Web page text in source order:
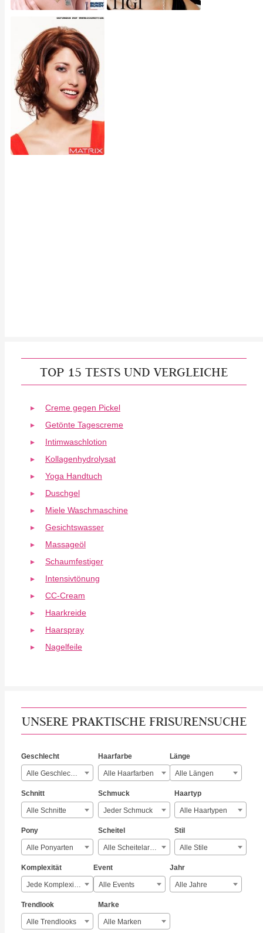
TOP 15 TESTS UND VERGLEICHE
Creme gegen Pickel
Getönte Tagescreme
Intimwaschlotion
Kollagenhydrolysat
Yoga Handtuch
Duschgel
Miele Waschmaschine
Gesichtswasser
Massageöl
Schaumfestiger
Intensivtönung
CC-Cream
Haarkreide
Haarspray
Nagelfeile
UNSERE PRAKTISCHE FRISURENSUCHE
Geschlecht
Alle Geschlechter
Haarfarbe
Alle Haarfarben
Länge
Alle Längen
Schnitt
Alle Schnitte
Schmuck
Jeder Schmuck
Haartyp
Alle Haartypen
Pony
Alle Ponyarten
Scheitel
Alle Scheitelarten
Stil
Alle Stile
Komplexität
Jede Komplexität
Event
Alle Events
Jahr
Alle Jahre
Trendlook
Alle Trendlooks
Marke
Alle Marken